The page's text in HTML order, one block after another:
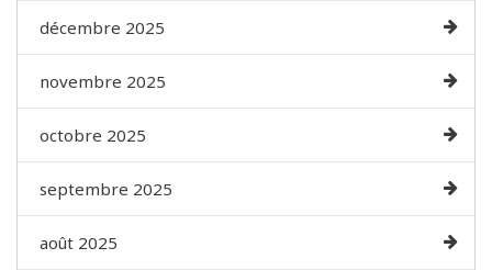
décembre 2025
novembre 2025
octobre 2025
septembre 2025
août 2025